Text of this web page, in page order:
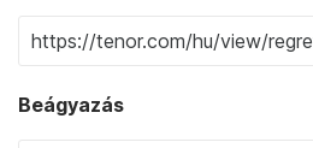
Beágyazás